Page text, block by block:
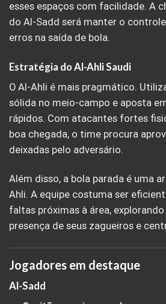
esses espaços com facilidade. A
do Al-Sadd será manter o
erros na saída de bola.
Estratégia do Al-Ahli Saudi
O Al-Ahli é mais pragmático.
sólida no meio-campo e aposta
rápidos. Com atacantes fortes
boa chegada, o time procura
deixadas pelo adversário.
Além disso, a bola parada é uma
Ahli. A equipe costuma ser
faltas próximas à área,
presença de seus zagueiros e
Jogadores em destaque
Al-Sadd